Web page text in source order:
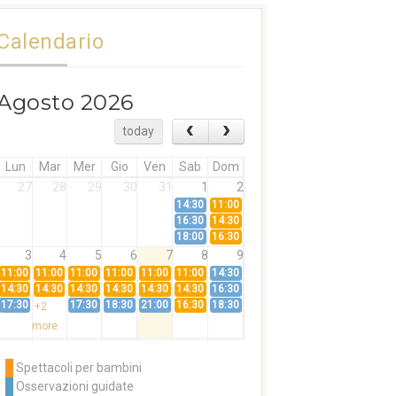
2026
today
Lun Mar Mer Gio Ven Sab
Dom
27
28 29 30 31 1 2
14:30
11:00
16:30
14:30
18:00
16:30
3 4 5 6 7 8 9
11:00 11:00 11:00 11:00 11:00 11:00
14:30
14:30 14:30 14:30 14:30 14:30 14:30
16:30
17:30 +2
more
17:30 18:30 21:00 16:30 18:30
11:00
14:30
Spettacoli per bambini
Osservazioni guidate